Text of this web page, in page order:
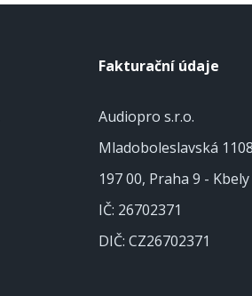
Fakturační údaje
Audiopro s.r.o.
Mladoboleslavská 1108
197 00, Praha 9 - Kbely
IČ: 26702371
DIČ: CZ26702371